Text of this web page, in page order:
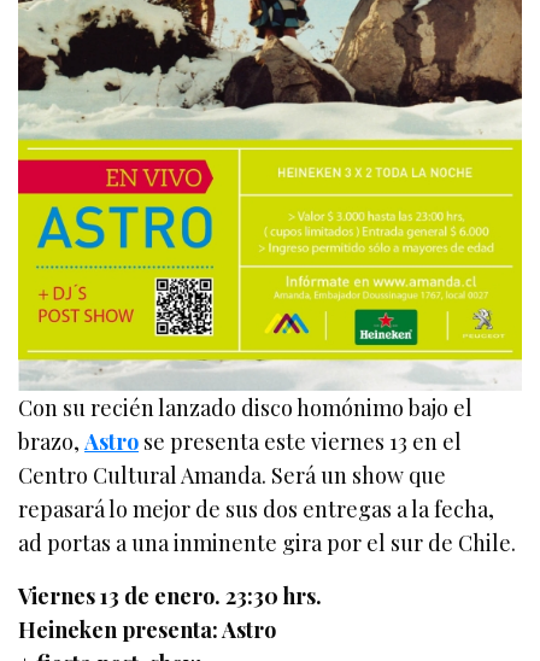
Con su recién lanzado disco homónimo bajo el
brazo,Astro se presenta este viernes 13 en el
Centro Cultural Amanda. Será un show que
repasará lo mejor de sus dos entregas a la fecha,
ad portas a una inminente gira por el sur de Chile.
Viernes 13 de enero. 23:30 hrs.
Heineken presenta: Astro